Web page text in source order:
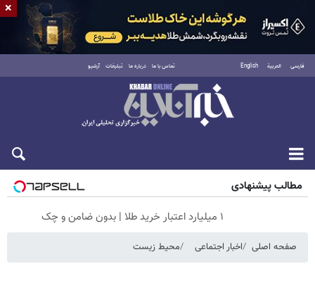
فارسی العربية English تماس با ما درباره ما تبلیغات آرشیو
جمعه ۱۶ مرداد ۱۴۰۵
مطالب پیشنهادی
۱ میلیارد اعتبار خرید طلا | بدون ضامن و چک
صفحه اصلی اخبار اجتماعی محیط زیست
×